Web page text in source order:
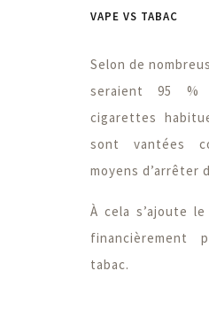
VAPE VS TABAC
Selon de
seraient 95 %
cigarettes
sont vantées
moyens d’arrêter
À cela s’ajoute
financièrement
tabac.